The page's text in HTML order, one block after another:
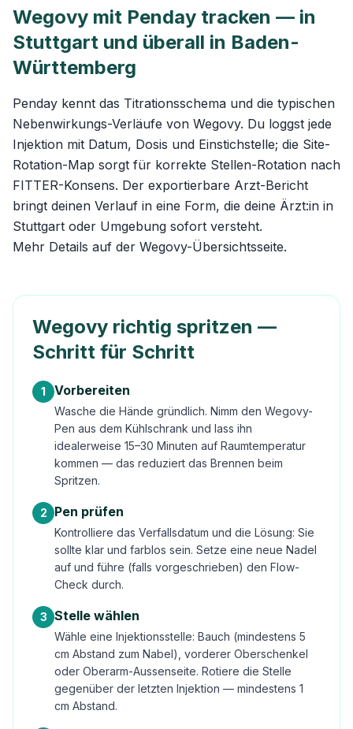
Wegovy mit Penday tracken — in
Stuttgart und überall in Baden-
Württemberg
Penday kennt das Titrationsschema und die typischen
Nebenwirkungs-Verläufe von Wegovy. Du loggst jede
Injektion mit Datum, Dosis und Einstichstelle; die Site-
Rotation-Map sorgt für korrekte Stellen-Rotation nach
FITTER-Konsens. Der exportierbare Arzt-Bericht
bringt deinen Verlauf in eine Form, die deine Ärzt:in in
Stuttgart oder Umgebung sofort versteht.
Mehr Details auf der Wegovy-Übersichtsseite.
Wegovy richtig spritzen —
Schritt für Schritt
1 Vorbereiten
Wasche die Hände gründlich. Nimm den Wegovy-
Pen aus dem Kühlschrank und lass ihn
idealerweise 15–30 Minuten auf Raumtemperatur
kommen — das reduziert das Brennen beim
Spritzen.
2 Pen prüfen
Kontrolliere das Verfallsdatum und die Lösung: Sie
sollte klar und farblos sein. Setze eine neue Nadel
auf und führe (falls vorgeschrieben) den Flow-
Check durch.
3 Stelle wählen
Wähle eine Injektionsstelle: Bauch (mindestens 5
cm Abstand zum Nabel), vorderer Oberschenkel
oder Oberarm-Aussenseite. Rotiere die Stelle
gegenüber der letzten Injektion — mindestens 1
cm Abstand.